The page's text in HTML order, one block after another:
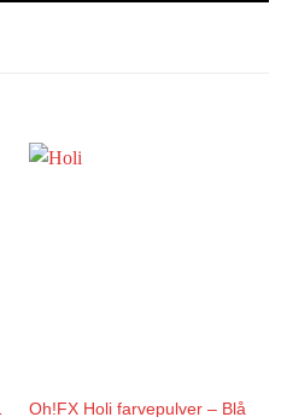
Oh!FX Holi farvepulver – Blå